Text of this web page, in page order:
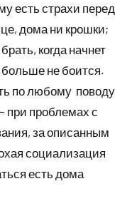
есть страхи перед
дома ни крошки;
когда начнет
больше не боится.
по любому поводу
при проблемах с
за описанным
социализация
есть дома